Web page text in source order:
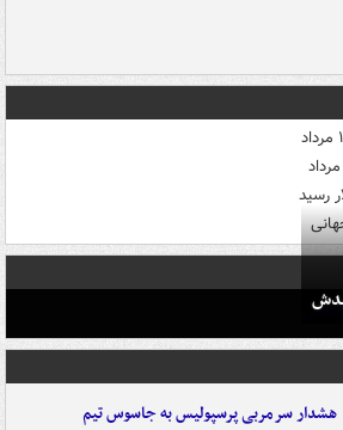
هشدار سرمربی پرسپولیس به جاسوس تیم